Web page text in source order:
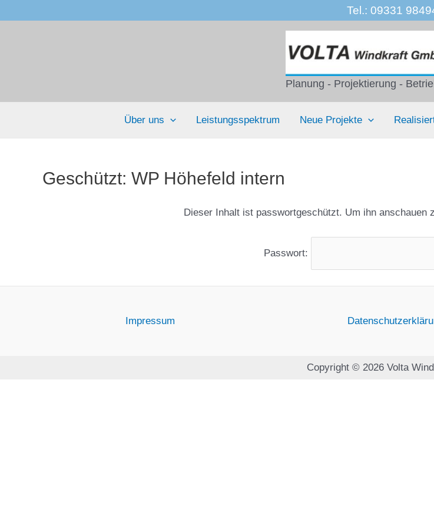
Inhalt
Tel.: 09331
Planung - Projektierung -
Über uns Leistungsspektrum Neue Projekte
Geschützt: WP Höhefeld intern
Dieser Inhalt ist passwortgeschützt. Um ihn anschauen
Passwort:
Impressum
Copyright © 2026 Volta